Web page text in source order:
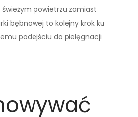
świeżym powietrzu zamiast
bębnowej to kolejny krok ku
podejściu do pielęgnacji